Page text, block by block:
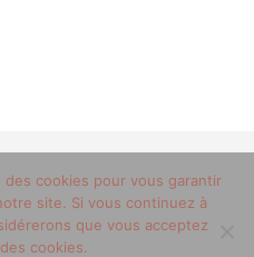
- blog lifestyle
droits réservés
Mentions Légales
cookies pour vous garantir
site. Si vous continuez à
que vous acceptez
cookies.